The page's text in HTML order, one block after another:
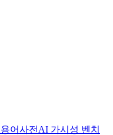
용어사전 AI 가시성 벤치